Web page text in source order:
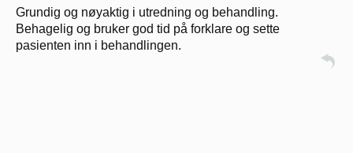
Grundig og nøyaktig i utredning og behandling.
Behagelig og bruker god tid på forklare og sette
pasienten inn i behandlingen.